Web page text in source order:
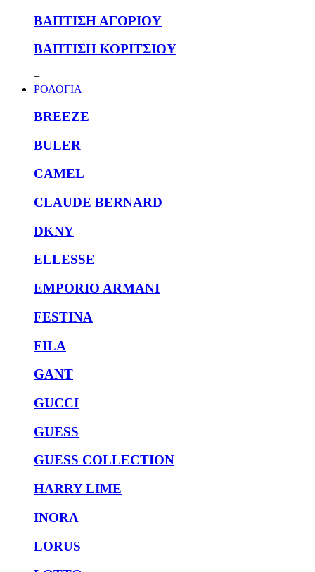
ΒΑΠΤΙΣΗ ΑΓΟΡΙΟΥ
ΒΑΠΤΙΣΗ ΚΟΡΙΤΣΙΟΥ
+
ΡΟΛΟΓΙΑ
BREEZE
BULER
CAMEL
CLAUDE BERNARD
DKNY
ELLESSE
EMPORIO ARMANI
FESTINA
FILA
GANT
GUCCI
GUESS
GUESS COLLECTION
HARRY LIME
INORA
LORUS